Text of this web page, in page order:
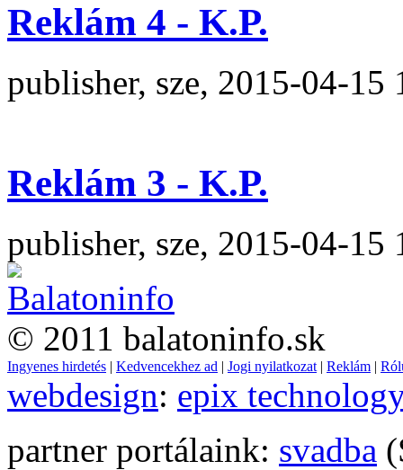
Reklám 4 - K.P.
publisher, sze, 2015-04-15
Reklám 3 - K.P.
publisher, sze, 2015-04-15
© 2011 balatoninfo.sk
Ingyenes hirdetés | Kedvencekhez ad | Jogi nyilatkozat | Reklám |
webdesign: epix
partner portálaink: svadba